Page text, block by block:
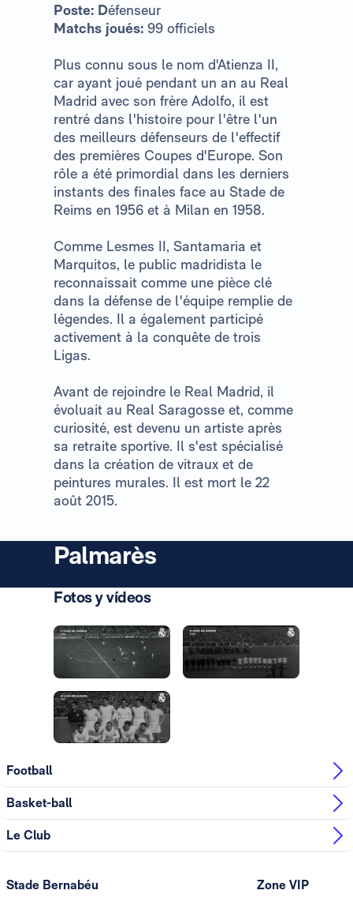
Poste: Défenseur
Matchs joués: 99 officiels
Plus connu sous le nom d'Atienza II,
car ayant joué pendant un an au Real
Madrid avec son frère Adolfo, il est
rentré dans l'histoire pour l'être l'un
des meilleurs défenseurs de l'effectif
des premières Coupes d'Europe. Son
rôle a été primordial dans les derniers
instants des finales face au Stade de
Reims en 1956 et à Milan en 1958.
Comme Lesmes II, Santamaria et
Marquitos, le public madridista le
reconnaissait comme une pièce clé
dans la défense de l'équipe remplie de
légendes. Il a également participé
activement à la conquête de trois
Ligas.
Avant de rejoindre le Real Madrid, il
évoluait au Real Saragosse et, comme
curiosité, est devenu un artiste après
sa retraite sportive. Il s'est spécialisé
dans la création de vitraux et de
peintures murales. Il est mort le 22
août 2015.
Palmarès
Fotos y vídeos
Photo: Real Madrid
Photo: Real Madrid
Football
Basket-ball
Le Club
Stade Bernabéu Zone VIP